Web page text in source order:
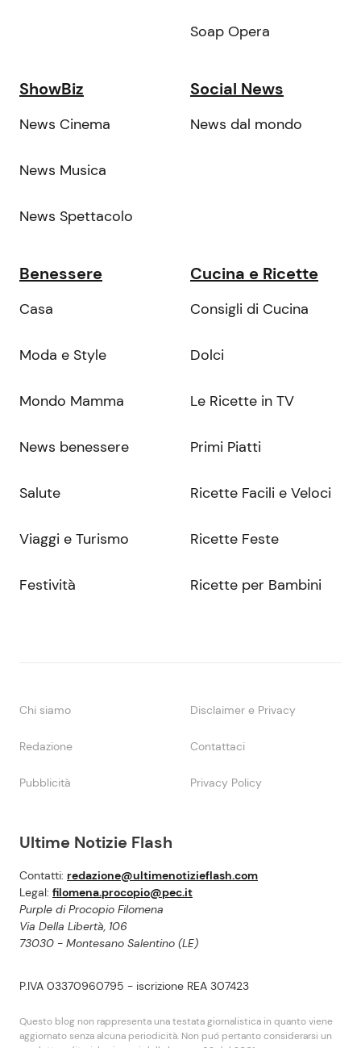
Ultime Notizie Flash
Contatti: redazione@ultimenotizieflash.com
Legal: filomena.procopio@pec.it
Purple di Procopio Filomena
Via Della Libertà, 106
73030 - Montesano Salentino (LE)
P.IVA 03370960795 - iscrizione REA 307423
Questo blog non rappresenta una testata giornalistica in quanto viene
aggiornato senza alcuna periodicità. Non puó pertanto considerarsi un
Soap Opera
ShowBiz
News Cinema
News Musica
News Spettacolo
Social News
News dal mondo
Benessere
Casa
Moda e Style
Mondo Mamma
News benessere
Salute
Viaggi e Turismo
Festività
Cucina e Ricette
Consigli di Cucina
Dolci
Le Ricette in TV
Primi Piatti
Ricette Facili e Veloci
Ricette Feste
Ricette per Bambini
Chi siamo Disclaimer e Privacy
Redazione Contattaci
Pubblicità Privacy Policy